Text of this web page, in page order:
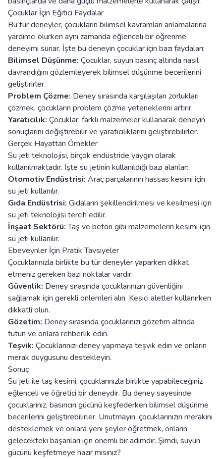
Çocuklar İçin Eğitici Faydalar
Bu tür deneyler, çocukların bilimsel kavramları anlamalarına
yardımcı olurken aynı zamanda eğlenceli bir öğrenme
deneyimi sunar. İşte bu deneyin çocuklar için bazı faydaları:
Bilimsel Düşünme: Çocuklar, suyun basınç altında nasıl
davrandığını gözlemleyerek bilimsel düşünme becerilerini
geliştirirler.
Problem Çözme: Deney sırasında karşılaşılan zorlukları
çözmek, çocukların problem çözme yeteneklerini artırır.
Yaratıcılık: Çocuklar, farklı malzemeler kullanarak deneyin
sonuçlarını değiştirebilir ve yaratıcılıklarını geliştirebilirler.
Gerçek Hayattan Örnekler
Su jeti teknolojisi, birçok endüstride yaygın olarak
kullanılmaktadır. İşte su jetinin kullanıldığı bazı alanlar:
Otomotiv Endüstrisi: Araç parçalarının hassas kesimi için
su jeti kullanılır.
Gıda Endüstrisi: Gıdaların şekillendirilmesi ve kesilmesi için
su jeti teknolojisi tercih edilir.
İnşaat Sektörü:Taş ve beton gibi malzemelerin kesimi için
su jeti kullanılır.
Ebeveynler İçin Pratik Tavsiyeler
Çocuklarınızla birlikte bu tür deneyler yaparken dikkat
etmeniz gereken bazı noktalar vardır:
Güvenlik: Deney sırasında çocuklarınızın güvenliğini
sağlamak için gerekli önlemleri alın. Kesici aletler kullanırken
dikkatli olun.
Gözetim: Deney sırasında çocuklarınızı gözetim altında
tutun ve onlara rehberlik edin.
Teşvik: Çocuklarınızı deney yapmaya teşvik edin ve onların
merak duygusunu destekleyin.
Sonuç
Su jeti ile taş kesimi, çocuklarınızla birlikte yapabileceğiniz
eğlenceli ve öğretici bir deneydir. Bu deney sayesinde
çocuklarınız, basıncın gücünü keşfederken bilimsel düşünme
becerilerini geliştirebilirler. Unutmayın, çocuklarınızın merakını
desteklemek ve onlara yeni şeyler öğretmek, onların
gelecekteki başarıları için önemli bir adımdır. Şimdi, suyun
gücünü keşfetmeye hazır mısınız?